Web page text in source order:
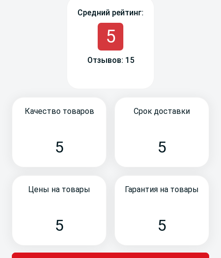
Средний рейтинг:
5
Отзывов: 15
Качество товаров
5
Срок доставки
5
Цены на товары
5
Гарантия на товары
5